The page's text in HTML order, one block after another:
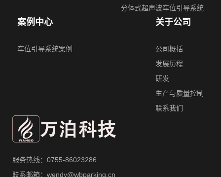
分体式超声波⻋位引导系统
案例中心
车位引导系统案例
关于公司
公司概括
发展历程
研发
生产与质量控制
联系我们
服务热线：0755-86023286
联系邮箱：wendy@wbparking.cn